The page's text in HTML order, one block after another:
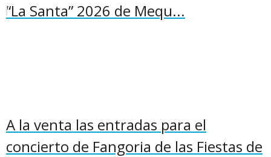
“La Santa” 2026 de Mequ...
A la venta las entradas para el
concierto de Fangoria de las Fiestas de